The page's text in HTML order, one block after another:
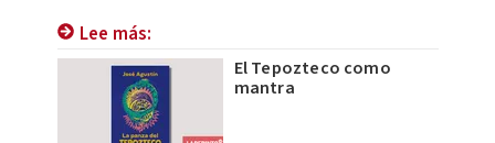
Lee más:
El Tepozteco como
mantra